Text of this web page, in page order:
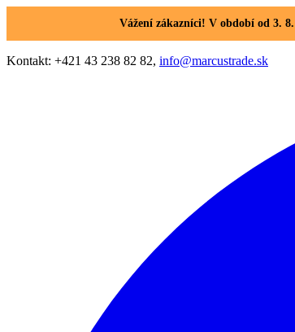
Vážení zákazníci! V období od 3.
Kontakt: +421 43 238 82 82, info@marcustrade.sk